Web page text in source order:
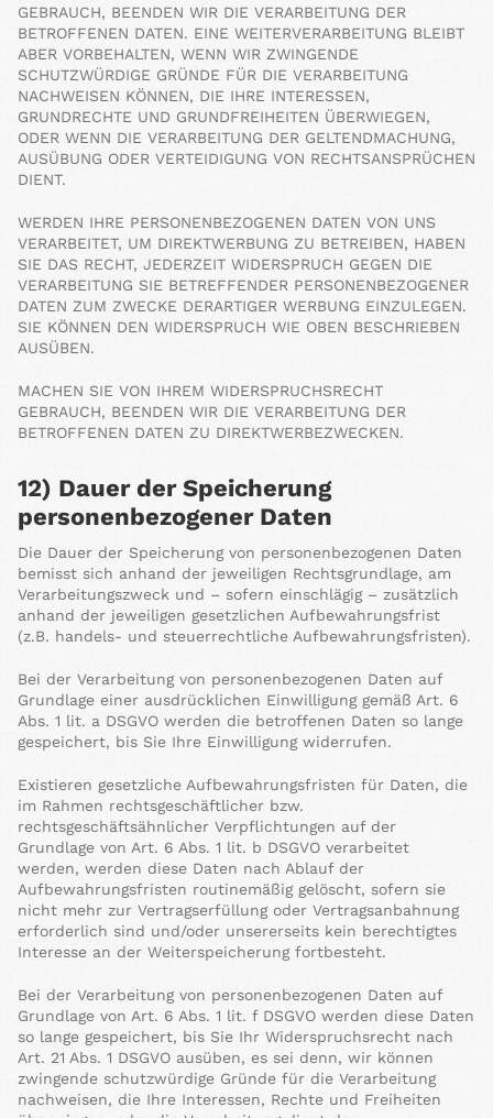
GEBRAUCH, BEENDEN WIR DIE VERARBEITUNG DER
BETROFFENEN DATEN. EINE WEITERVERARBEITUNG BLEIBT
ABER VORBEHALTEN, WENN WIR ZWINGENDE
SCHUTZWÜRDIGE GRÜNDE FÜR DIE VERARBEITUNG
NACHWEISEN KÖNNEN, DIE IHRE INTERESSEN,
GRUNDRECHTE UND GRUNDFREIHEITEN ÜBERWIEGEN,
ODER WENN DIE VERARBEITUNG DER GELTENDMACHUNG,
AUSÜBUNG ODER VERTEIDIGUNG VON RECHTSANSPRÜCHEN
DIENT.
WERDEN IHRE PERSONENBEZOGENEN DATEN VON UNS
VERARBEITET, UM DIREKTWERBUNG ZU BETREIBEN, HABEN
SIE DAS RECHT, JEDERZEIT WIDERSPRUCH GEGEN DIE
VERARBEITUNG SIE BETREFFENDER PERSONENBEZOGENER
DATEN ZUM ZWECKE DERARTIGER WERBUNG EINZULEGEN.
SIE KÖNNEN DEN WIDERSPRUCH WIE OBEN BESCHRIEBEN
AUSÜBEN.
MACHEN SIE VON IHREM WIDERSPRUCHSRECHT
GEBRAUCH, BEENDEN WIR DIE VERARBEITUNG DER
BETROFFENEN DATEN ZU DIREKTWERBEZWECKEN.
12) Dauer der Speicherung
personenbezogener Daten
Die Dauer der Speicherung von personenbezogenen Daten
bemisst sich anhand der jeweiligen Rechtsgrundlage, am
Verarbeitungszweck und – sofern einschlägig – zusätzlich
anhand der jeweiligen gesetzlichen Aufbewahrungsfrist
(z.B. handels- und steuerrechtliche Aufbewahrungsfristen).
Bei der Verarbeitung von personenbezogenen Daten auf
Grundlage einer ausdrücklichen Einwilligung gemäß Art. 6
Abs. 1 lit. a DSGVO werden die betroffenen Daten so lange
gespeichert, bis Sie Ihre Einwilligung widerrufen.
Existieren gesetzliche Aufbewahrungsfristen für Daten, die
im Rahmen rechtsgeschäftlicher bzw.
rechtsgeschäftsähnlicher Verpflichtungen auf der
Grundlage von Art. 6 Abs. 1 lit. b DSGVO verarbeitet
werden, werden diese Daten nach Ablauf der
Aufbewahrungsfristen routinemäßig gelöscht, sofern sie
nicht mehr zur Vertragserfüllung oder Vertragsanbahnung
erforderlich sind und/oder unsererseits kein berechtigtes
Interesse an der Weiterspeicherung fortbesteht.
Bei der Verarbeitung von personenbezogenen Daten auf
Grundlage von Art. 6 Abs. 1 lit. f DSGVO werden diese Daten
so lange gespeichert, bis Sie Ihr Widerspruchsrecht nach
Art. 21 Abs. 1 DSGVO ausüben, es sei denn, wir können
zwingende schutzwürdige Gründe für die Verarbeitung
nachweisen, die Ihre Interessen, Rechte und Freiheiten